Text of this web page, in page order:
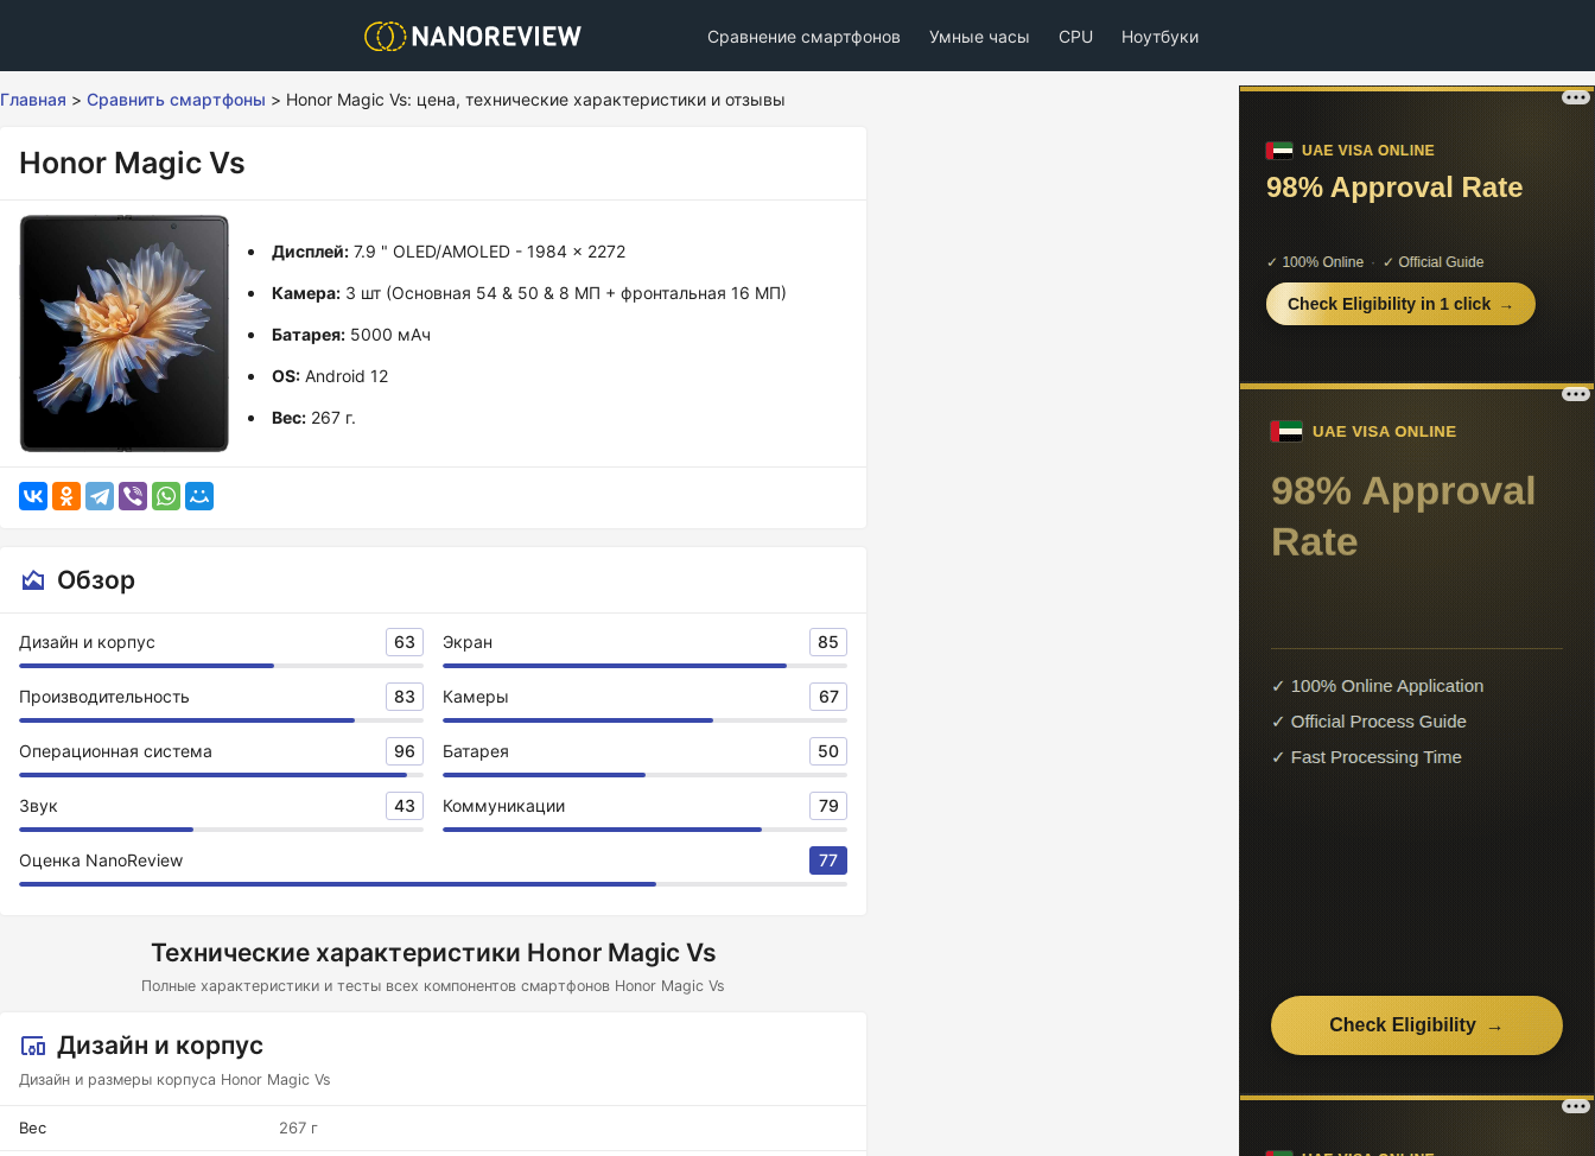
Сравнение смартфонов Умные часы CPU Ноутбуки
Главная > Сравнить смартфоны > Honor Magic Vs: цена, технические характеристики и отзывы
Honor Magic Vs
Дисплей:7.9 " OLED/AMOLED - 1984 x 2272
Камера:3 шт (Основная 54 & 50 & 8 МП + фронтальная 16 МП)
Батарея:5000 мАч
OS:Android 12
Вес:267 г.
Обзор
Дизайн и корпус 63 Экран 85
Производительность 83 Камеры 67
Операционная система 96 Батарея 50
Звук 43 Коммуникации 79
Оценка NanoReview 77
Технические характеристики Honor Magic Vs
Полные характеристики и тесты всех компонентов смартфонов Honor Magic Vs
Дизайн и корпус
Дизайн и размеры корпуса Honor Magic Vs
Вес 267 г